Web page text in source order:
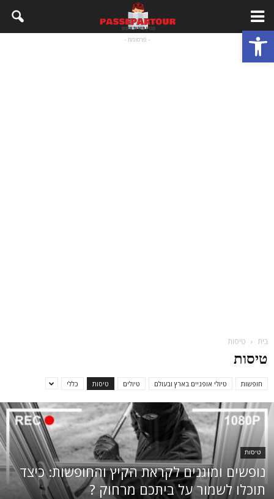
פתח סרגל נגישות - פרסומת -
בית טיסות
טיסות
חופשות טיולי אופניים בארץ ובעולם טיולים טיסות כללי
טיסות
נופשים ומוגנים לקראת הקיץ והחופשות: כיצד
תוכלו לשמור על ביתכם מרחוק ?